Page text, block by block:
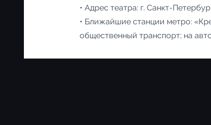
• Адрес театра: г. Санкт-
• Ближайшие станции метро:
общественный транспорт; на